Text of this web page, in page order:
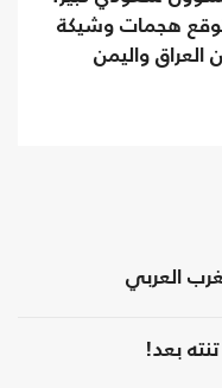
هجمات وشيكة
العراق واليمن
العربي
بعد!